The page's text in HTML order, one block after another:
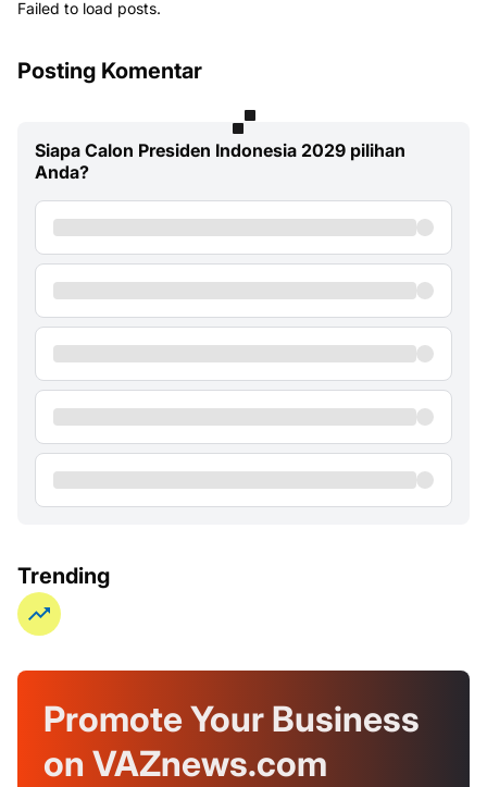
Failed to load posts.
Posting Komentar
Siapa Calon Presiden Indonesia 2029 pilihan
Anda?
Trending
Promote Your Business
on VAZnews.com